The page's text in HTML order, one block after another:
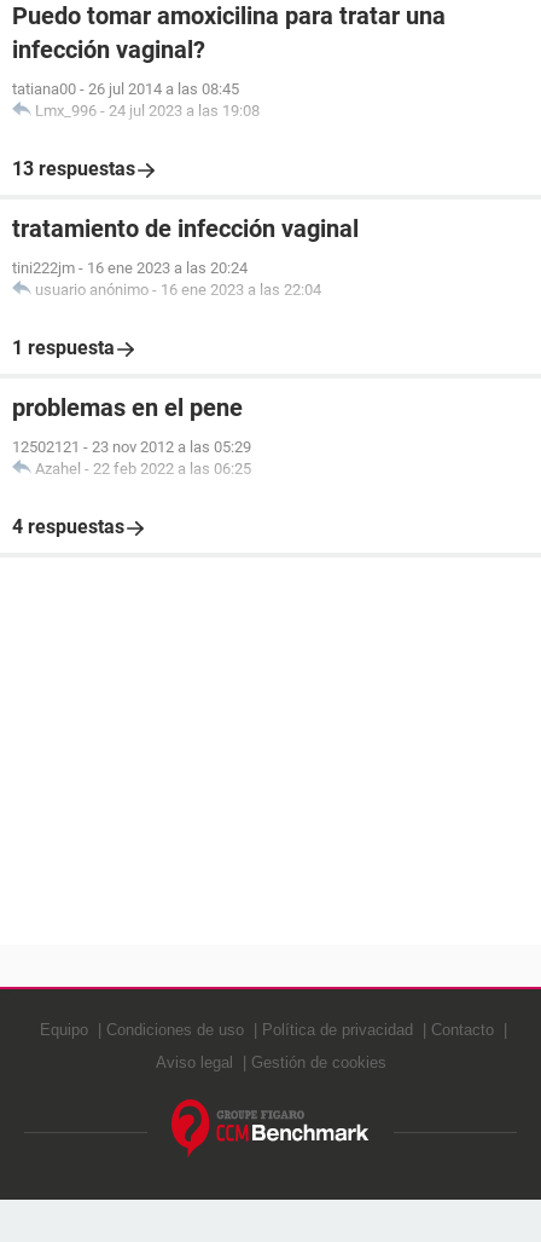
Puedo tomar amoxicilina para tratar una
infección vaginal?
tatiana00 - 26 jul 2014 a las 08:45
Lmx_996 - 24 jul 2023 a las 19:08
13 respuestas
tratamiento de infección vaginal
tini222jm - 16 ene 2023 a las 20:24
usuario anónimo - 16 ene 2023 a las 22:04
1 respuesta
problemas en el pene
12502121 - 23 nov 2012 a las 05:29
Azahel - 22 feb 2022 a las 06:25
4 respuestas
Equipo Condiciones de uso Política de privacidad
Contacto
Aviso legal
Gestión de cookies